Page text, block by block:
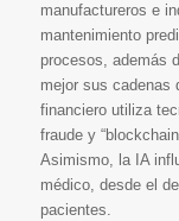
manufactureros e
mantenimiento
procesos, además
mejor sus cadenas
financiero utiliza
fraude y
Asimismo, la IA
médico, desde el
pacientes.